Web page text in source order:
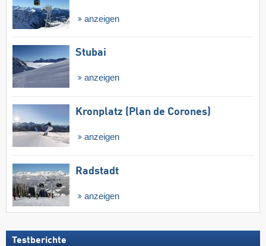
anzeigen
Stubai
anzeigen
Kronplatz (Plan de Corones)
anzeigen
Radstadt
anzeigen
Testberichte